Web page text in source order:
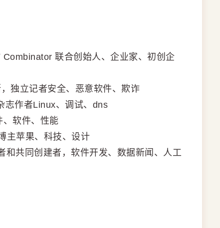
Combinator 联合创始人、企业家、初创企
独立记者安全、恶意软件、欺诈
志作者Linux、调试、dns
、软件、性能
主苹果、科技、设计
和共同创建者，软件开发、数据新闻、人工